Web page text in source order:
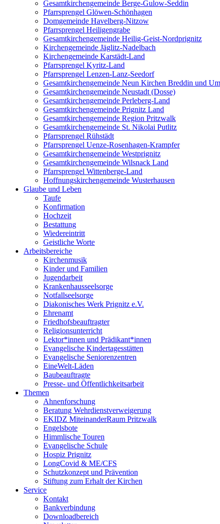
Gesamtkirchengemeinde Berge-Gulow-Seddin
Pfarrsprengel Glöwen-Schönhagen
Domgemeinde Havelberg-Nitzow
Pfarrsprengel Heiligengrabe
Gesamtkirchengemeinde Heilig-Geist-Nordprignitz
Kirchengemeinde Jäglitz-Nadelbach
Kirchengemeinde Karstädt-Land
Pfarrsprengel Kyritz-Land
Pfarrsprengel Lenzen-Lanz-Seedorf
Gesamtkirchengemeinde Neun Kirchen Breddin und
Gesamtkirchengemeinde Neustadt (Dosse)
Gesamtkirchengemeinde Perleberg-Land
Gesamtkirchengemeinde Prignitz Land
Gesamtkirchengemeinde Region Pritzwalk
Gesamtkirchengemeinde St. Nikolai Putlitz
Pfarrsprengel Rühstädt
Pfarrsprengel Uenze-Rosenhagen-Krampfer
Gesamtkirchengemeinde Westprignitz
Gesamtkirchengemeinde Wilsnack Land
Pfarrsprengel Wittenberge-Land
Hoffnungskirchengemeinde Wusterhausen
Glaube und Leben
Taufe
Konfirmation
Hochzeit
Bestattung
Wiedereintritt
Geistliche Worte
Arbeitsbereiche
Kirchenmusik
Kinder und Familien
Jugendarbeit
Krankenhausseelsorge
Notfallseelsorge
Diakonisches Werk Prignitz e.V.
Ehrenamt
Friedhofsbeauftragter
Religionsunterricht
Lektor*innen und Prädikant*innen
Evangelische Kindertagesstätten
Evangelische Seniorenzentren
EineWelt-Läden
Baubeauftragte
Presse- und Öffentlichkeitsarbeit
Themen
Ahnenforschung
Beratung Wehrdienstverweigerung
EKIDZ MiteinanderRaum Pritzwalk
Engelsbote
Himmlische Touren
Evangelische Schule
Hospiz Prignitz
LongCovid & ME/CFS
Schutzkonzept und Prävention
Stiftung zum Erhalt der Kirchen
Service
Kontakt
Bankverbindung
Downloadbereich